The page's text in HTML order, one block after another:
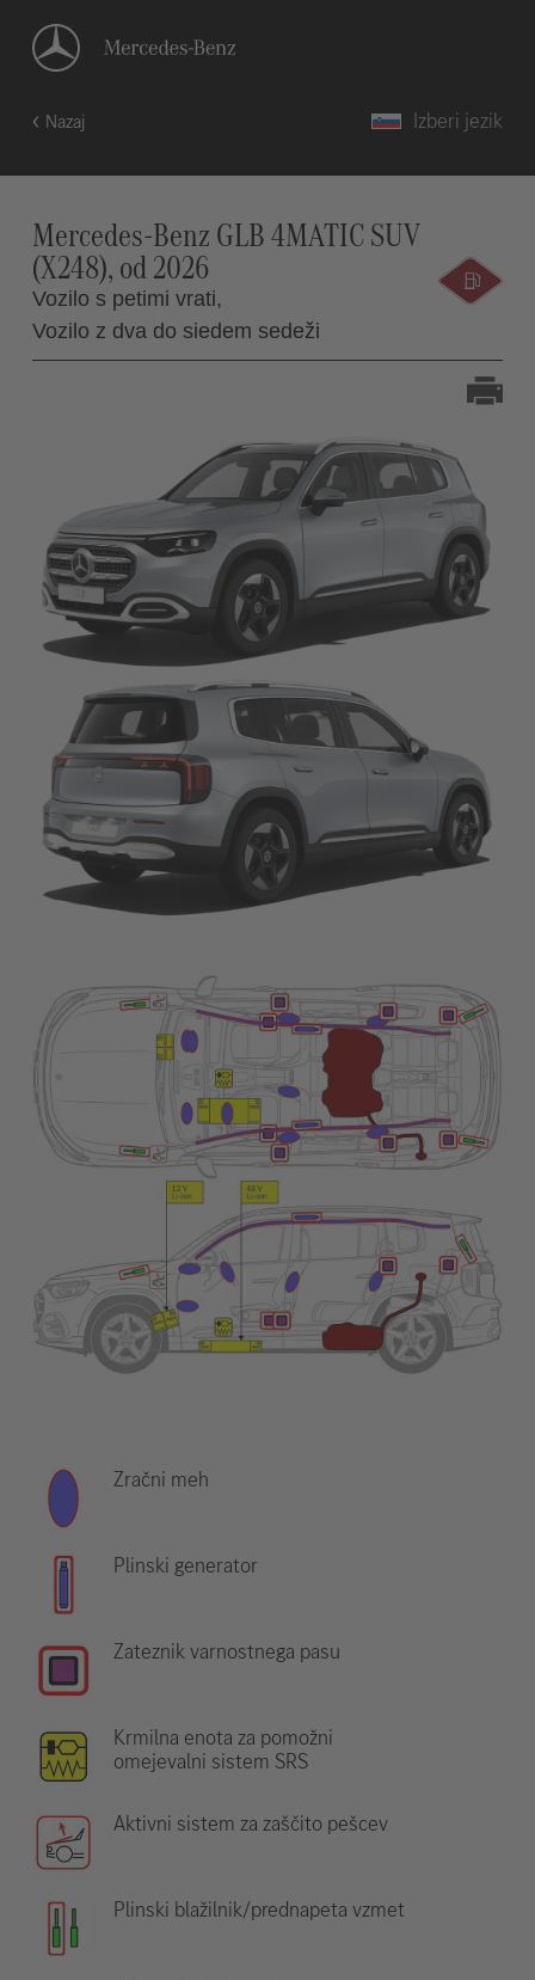
Nazaj Izberi jezik
Mercedes-Benz GLB 4MATIC SUV
(X248), od 2026
Vozilo s petimi vrati,
Vozilo z dva do siedem sedeži
Zračni meh
Plinski generator
Zateznik varnostnega pasu
Krmilna enota za pomožni
omejevalni sistem SRS
Aktivni sistem za zaščito pešcev
Plinski blažilnik/prednapeta vzmet